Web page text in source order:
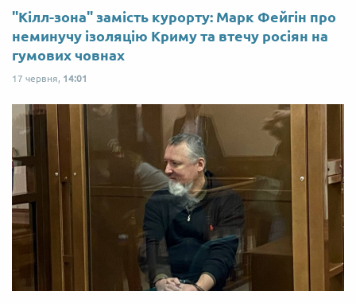
"Кілл-зона" замість курорту: Марк Фейгін про
неминучу ізоляцію Криму та втечу росіян на
гумових човнах
17 червня, 14:01